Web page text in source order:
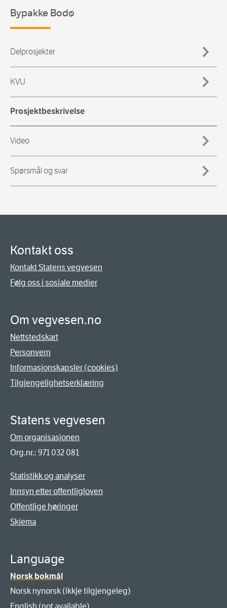
Bypakke Bodø
Delprosjekter
KVU
Prosjektbeskrivelse
Video
Spørsmål og svar
Kontakt oss
Kontakt Statens vegvesen
Følg oss i sosiale medier
Om vegvesen.no
Nettstedskart
Personvern
Informasjonskapsler (cookies)
Tilgjengelighetserklæring
Statens vegvesen
Om organisasjonen
Org.nr.: 971 032 081
Statistikk og analyser
Innsyn etter offentligloven
Offentlige høringer
Skjema
Language
Norsk bokmål
Norsk nynorsk (ikkje tilgjengeleg)